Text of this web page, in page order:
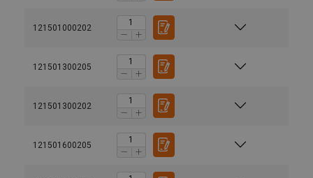
121501000202
121501300205
121501300202
121501600205